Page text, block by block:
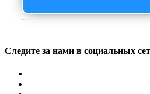
Следите за нами в социальных